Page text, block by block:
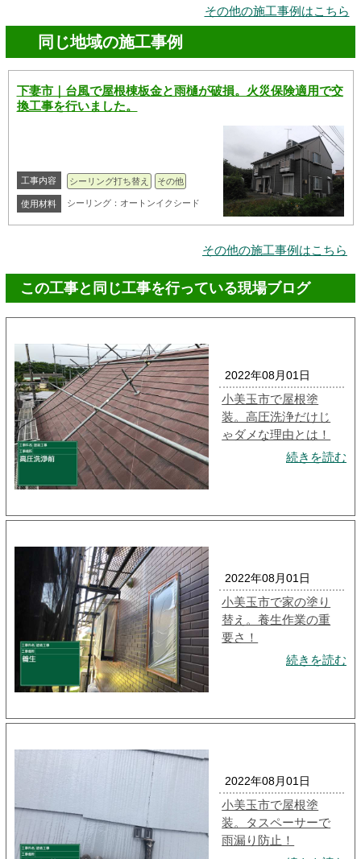
その他の施工事例はこちら
同じ地域の施工事例
下妻市｜台風で屋根棟板金と雨樋が破損。火災保険適用で交
換工事を行いました。
工事内容 シーリング打ち替え その他
使用材料 シーリング：オートンイクシード
その他の施工事例はこちら
この工事と同じ工事を行っている現場ブログ
2022年08月01日
小美玉市で屋根塗
装。高圧洗浄だけじ
ゃダメな理由とは！
続きを読む
2022年08月01日
小美玉市で家の塗り
替え。養生作業の重
要さ！
続きを読む
2022年08月01日
小美玉市で屋根塗
装。タスペーサーで
雨漏り防止！